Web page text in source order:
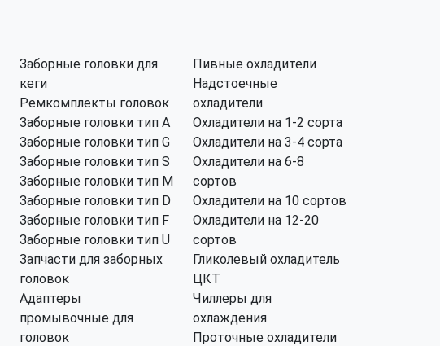
Заборные головки для
кеги
Ремкомплекты головок
Заборные головки тип А
Заборные головки тип G
Заборные головки тип S
Заборные головки тип M
Заборные головки тип D
Заборные головки тип F
Заборные головки тип U
Запчасти для заборных
головок
Адаптеры
промывочные для
головок
Пивные охладители
Надстоечные
охладители
Охладители на 1-2 сорта
Охладители на 3-4 сорта
Охладители на 6-8
сортов
Охладители на 10 сортов
Охладители на 12-20
сортов
Гликолевый охладитель
ЦКТ
Чиллеры для
охлаждения
Проточные охладители